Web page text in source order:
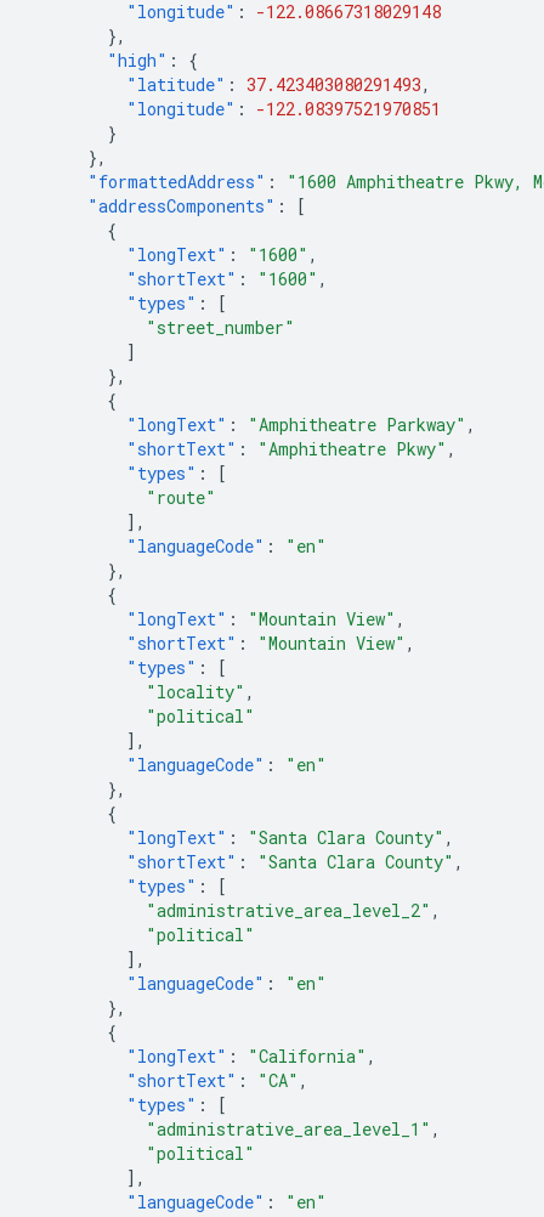
"longitude" :
-122.08667318029148
},
"high" :
{
"latitude" : 37.423403080291493,
"longitude" :
-122.08397521970851
}
},
"formattedAddress" :
"1600 Amphitheatre Pkwy,
"addressComponents" :
[
{
"longText" : "1600" ,
"shortText" : "1600" ,
"types" :
[
"street_number"
]
},
{
"longText" : "Amphitheatre Parkway" ,
"shortText" : "Amphitheatre Pkwy" ,
"types" :
[
"route"
],
"languageCode" :
"en"
},
{
"longText" : "Mountain View" ,
"shortText" : "Mountain View" ,
"types" :
[
"locality" ,
"political"
],
"languageCode" :
"en"
},
{
"longText" : "Santa Clara County" ,
"shortText" : "Santa Clara County" ,
"types" :
[
"administrative_area_level_2" ,
"political"
],
"languageCode" :
"en"
},
{
"longText" : "California" ,
"shortText" : "CA" ,
"types" :
[
"administrative_area_level_1" ,
"political"
],
"languageCode" :
"en"